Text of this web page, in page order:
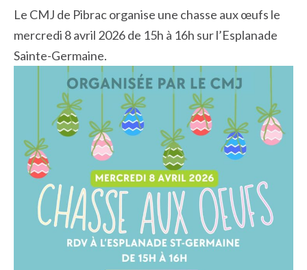
Le CMJ de Pibrac organise une chasse aux œufs le
mercredi 8 avril 2026 de 15h à 16h sur l’Esplanade
Sainte-Germaine.